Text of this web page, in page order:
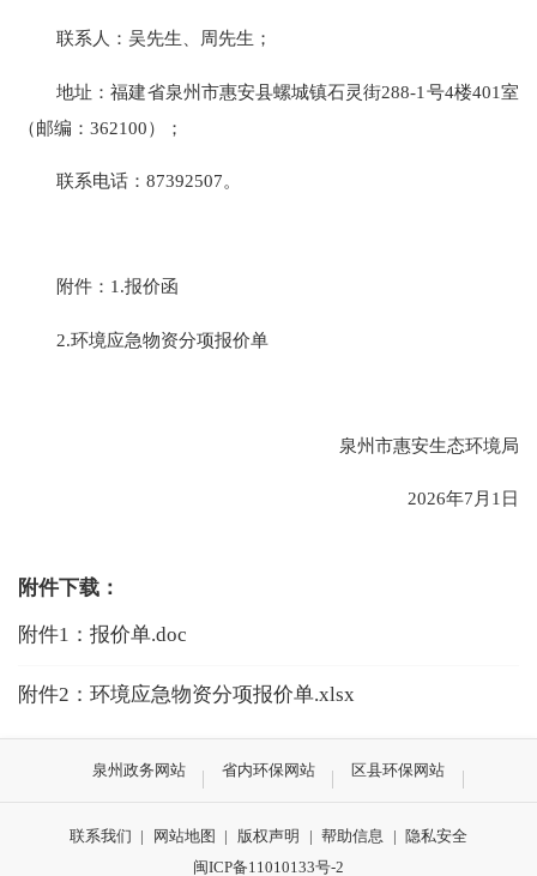
联系人：吴先生、周先生 ；
地址：福建省泉州市惠安县螺城镇石灵街288-1号4楼401室
（邮编：362100）；
联系电话：87392507。
附件： 1.报价函
2.环境应急物资分项报价单
泉州市惠安生态环境局
2026年7月1日
附件下载：
附件1：报价单.doc
附件2：环境应急物资分项报价单.xlsx
泉州政务网站 省内环保网站 区县环保网站
联系我们 | 网站地图 | 版权声明 | 帮助信息 | 隐私安全
闽ICP备11010133号-2